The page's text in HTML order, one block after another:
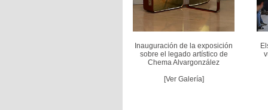
Inauguración de la exposición
sobre el legado artístico de
Chema Alvargonzález
[Ver Galería]